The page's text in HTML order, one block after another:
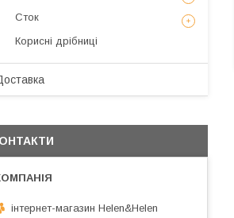
Сток
Корисні дрібниці
інтернет-магазин Helen&Helen